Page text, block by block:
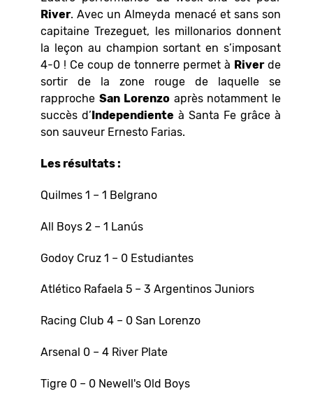
River. Avec un Almeyda menacé et sans son
capitaine Trezeguet, les millonarios donnent
la leçon au champion sortant en s’imposant
4-0 ! Ce coup de tonnerre permet à Riverde
sortir de la zone rouge de laquelle se
rapproche San Lorenzo après notamment le
succès d’ Independiente à Santa Fe grâce à
son sauveur Ernesto Farias.
Les résultats :
Quilmes 1 – 1 Belgrano
All Boys 2 – 1 Lanús
Godoy Cruz 1 – 0 Estudiantes
Atlético Rafaela 5 – 3 Argentinos Juniors
Racing Club 4 – 0 San Lorenzo
Arsenal 0 – 4 River Plate
Tigre 0 – 0 Newell's Old Boys